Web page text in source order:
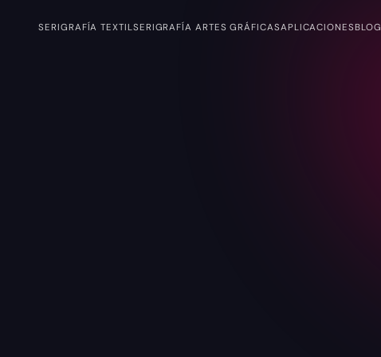
SERIGRAFÍA TEXTILSERIGRAFÍA ARTES GRÁFICASAPLICACIONESBLOG